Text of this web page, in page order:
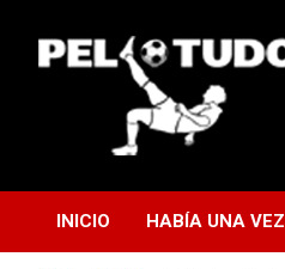
contenido
INICIO HABÍA UNA VEZ